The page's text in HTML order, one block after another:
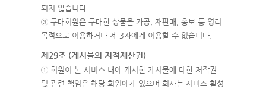
되지 않습니다.
③ 구매회원은 구매한 상품을 가공, 재판매, 홍보 등 영리
목적으로 이용하거나 제 3자에게 이용할 수 없습니다.
제29조 (게시물의 지적재산권)
① 회원이 본 서비스 내에 게시한 게시물에 대한 저작권
및 관련 책임은 해당 회원에게 있으며 회사는 서비스 활성